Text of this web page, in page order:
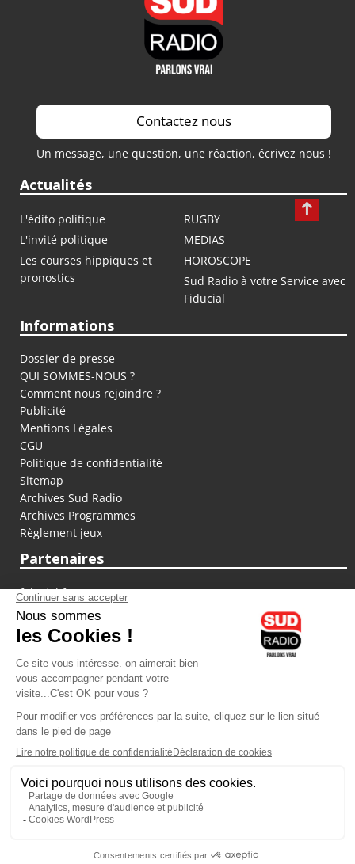
Contactez nous
Un message, une question, une réaction, écrivez nous !
Actualités
L'édito politique
RUGBY
L'invité politique
MEDIAS
Les courses hippiques et
pronostics
HOROSCOPE
Sud Radio à votre Service avec
Fiducial
Informations
Dossier de presse
QUI SOMMES-NOUS ?
Comment nous rejoindre ?
Publicité
Mentions Légales
CGU
Politique de confidentialité
Sitemap
Archives Sud Radio
Archives Programmes
Règlement jeux
Partenaires
fiducial.fr
lyoncapitale.fr
olympique-et-lyonnais.com
L'application Iphone / Android
Téléchargez l'application
Les cookies
Gestion des cookies
Crédit photos : ©Sud Radio / Pierre Olivier